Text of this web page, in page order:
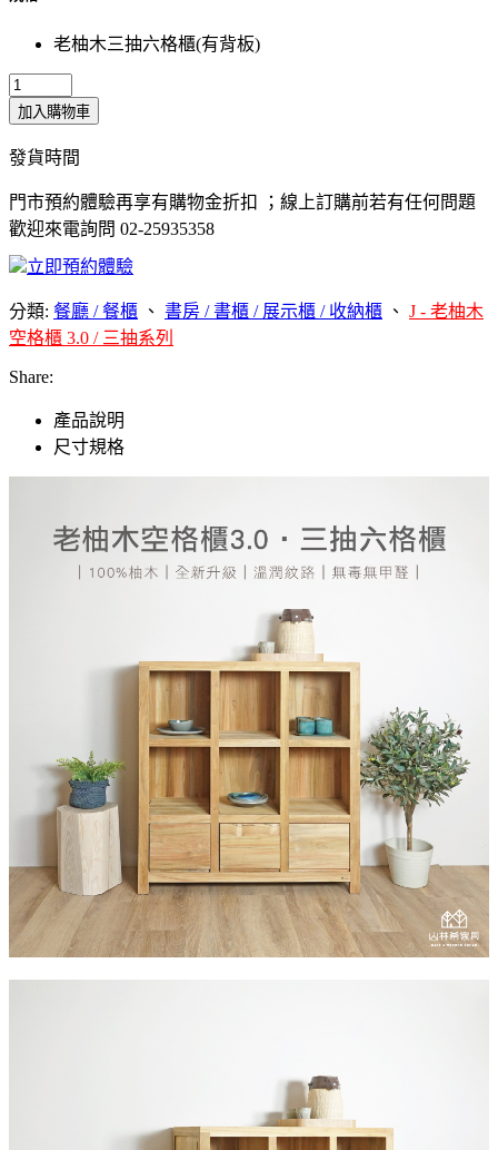
老柚木三抽六格櫃(有背板)
加入購物車
發貨時間
門市預約體驗再享有購物金折扣 ；線上訂購前若有任何問題
歡迎來電詢問 02-25935358
立即預約體驗
分類: 餐廳 / 餐櫃 、 書房 / 書櫃 / 展示櫃 / 收納櫃 、 J - 老柚木
空格櫃 3.0 / 三抽系列
Share:
產品說明
尺寸規格